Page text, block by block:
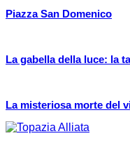
Piazza San Domenico
La gabella della luce: la
La misteriosa morte del